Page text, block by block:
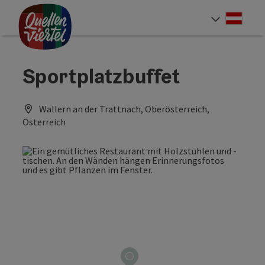
Zum Inhalt
Zur Navigation
Zum Seitenanfang
Sportplatzbuffet
Wallern an der Trattnach, Oberösterreich,
Österreich